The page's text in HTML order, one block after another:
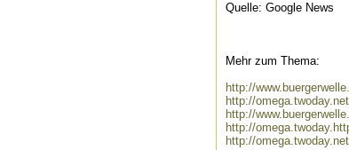
Quelle: Google News
Mehr zum Thema:
http://
http://
http://
http://
http://